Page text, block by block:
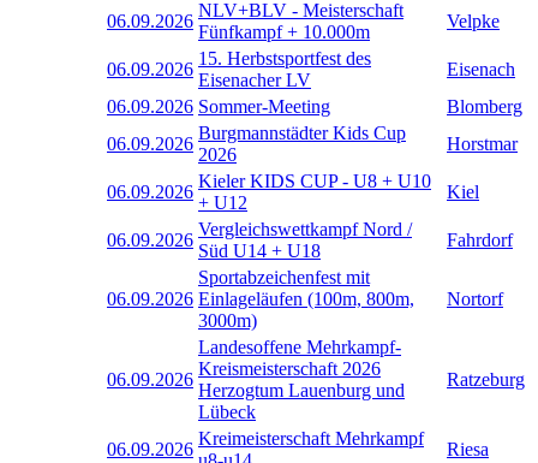
06.09.2026
NLV+BLV - Meisterschaft
Fünfkampf + 10.000m
Velpke
06.09.2026
15. Herbstsportfest des
Eisenacher LV
Eisenach
06.09.2026 Sommer-Meeting
Blomberg
06.09.2026
Burgmannstädter Kids Cup
2026
Horstmar
06.09.2026
Kieler KIDS CUP - U8 + U10
+ U12
Kiel
06.09.2026
Vergleichswettkampf Nord /
Süd U14 + U18
Fahrdorf
06.09.2026
Sportabzeichenfest mit
Einlageläufen (100m, 800m,
3000m)
Nortorf
06.09.2026
Landesoffene Mehrkampf-
Kreismeisterschaft 2026
Herzogtum Lauenburg und
Lübeck
Ratzeburg
06.09.2026
Kreimeisterschaft Mehrkampf
Riesa